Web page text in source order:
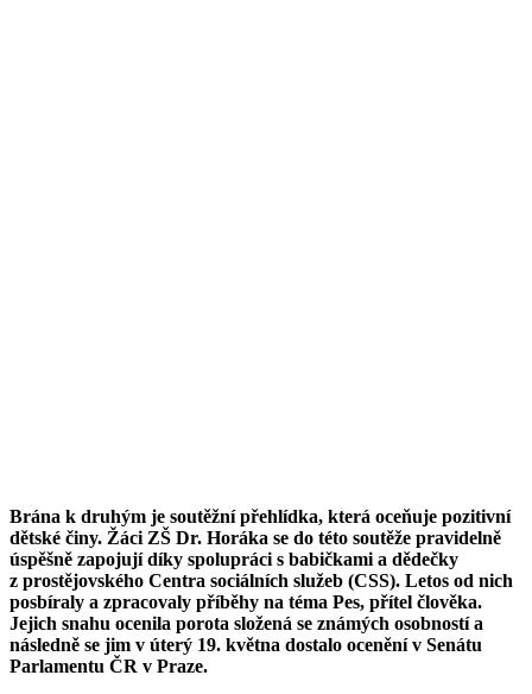
Brána k druhým je soutěžní přehlídka, která oceňuje pozitivní
dětské činy. Žáci ZŠ Dr. Horáka se do této soutěže pravidelně
úspěšně zapojují díky spolupráci s babičkami a dědečky
z prostějovského Centra sociálních služeb (CSS). Letos od nich
posbíraly a zpracovaly příběhy na téma Pes, přítel člověka.
Jejich snahu ocenila porota složená se známých osobností a
následně se jim v úterý 19. května dostalo ocenění v Senátu
Parlamentu ČR v Praze.